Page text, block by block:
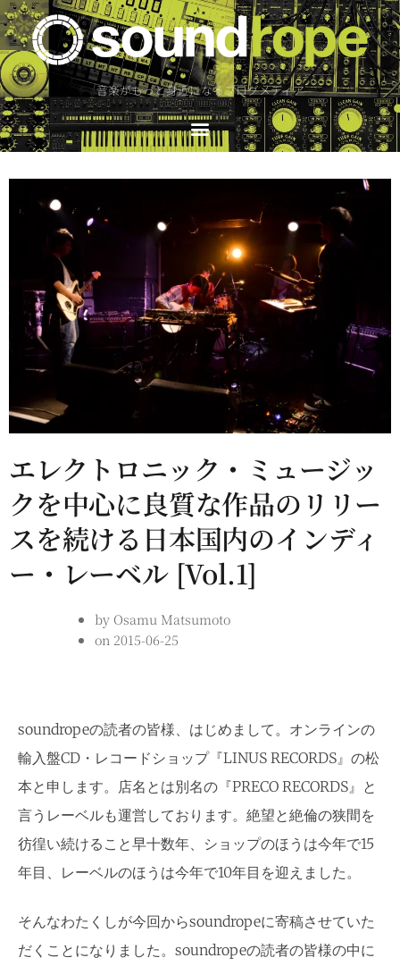
音楽がもっと身近になるブログメディア
エレクトロニック・ミュージッ
クを中心に良質な作品のリリー
スを続ける日本国内のインディ
ー・レーベル [Vol.1]
by Osamu Matsumoto
on 2015-06-25
soundropeの読者の皆様、はじめまして。オンラインの
輸入盤CD・レコードショップ『LINUS RECORDS』の松
本と申します。店名とは別名の『PRECO RECORDS』と
言うレーベルも運営しております。絶望と絶倫の狭間を
彷徨い続けること早十数年、ショップのほうは今年で15
年目、レーベルのほうは今年で10年目を迎えました。
そんなわたくしが今回からsoundropeに寄稿させていた
だくことになりました。soundropeの読者の皆様の中に